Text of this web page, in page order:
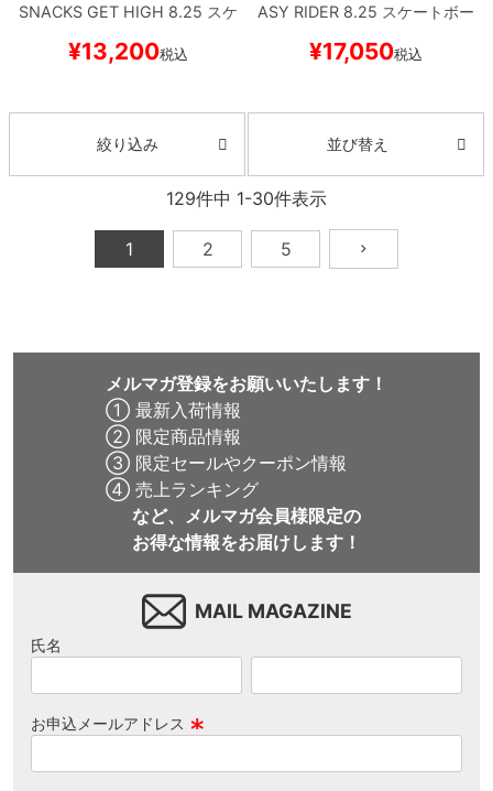
SNACKSGET HIGH 8.25 スケ
¥13,200税込
ASY RIDER 8.25 スケートボー
¥17,050税込
絞り込み 並び替え
129件中 1-30件表示
1 2 5
メルマガ登録をお願いいたします！
① 最新入荷情報
② 限定商品情報
③ 限定セールやクーポン情報
④ 売上ランキング
など、メルマガ会員様限定の
お得な情報をお届けします！
MAIL MAGAZINE
氏名
お申込メールアドレス